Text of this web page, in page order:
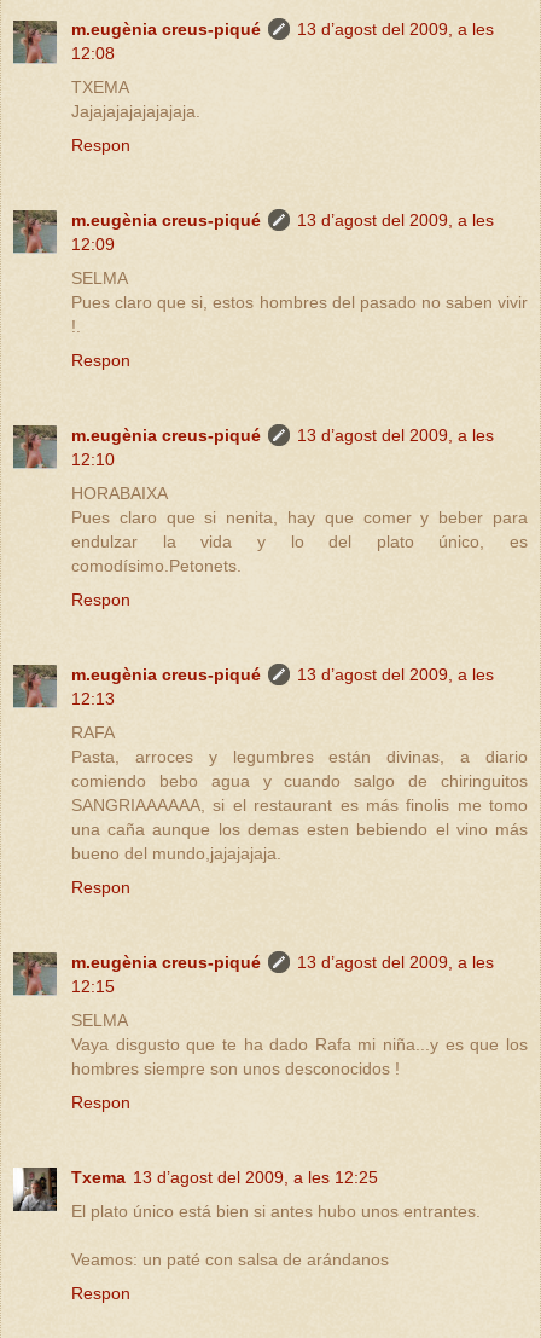
m.eugènia creus-piqué
13 d’agost del 2009, a les
12:08
TXEMA
Jajajajajajajajaja.
Respon
m.eugènia creus-piqué
13 d’agost del 2009, a les
12:09
SELMA
Pues claro que si, estos hombres del pasado no saben vivir
!.
Respon
m.eugènia creus-piqué
13 d’agost del 2009, a les
12:10
HORABAIXA
Pues claro que si nenita, hay que comer y beber para
endulzar la vida y lo del plato único, es
comodísimo.Petonets.
Respon
m.eugènia creus-piqué
13 d’agost del 2009, a les
12:13
RAFA
Pasta, arroces y legumbres están divinas, a diario
comiendo bebo agua y cuando salgo de chiringuitos
SANGRIAAAAAA, si el restaurant es más finolis me tomo
una caña aunque los demas esten bebiendo el vino más
bueno del mundo,jajajajaja.
Respon
m.eugènia creus-piqué
13 d’agost del 2009, a les
12:15
SELMA
Vaya disgusto que te ha dado Rafa mi niña...y es que los
hombres siempre son unos desconocidos !
Respon
Txema 13 d’agost del 2009, a les 12:25
El plato único está bien si antes hubo unos entrantes.
Veamos: un paté con salsa de arándanos
Respon